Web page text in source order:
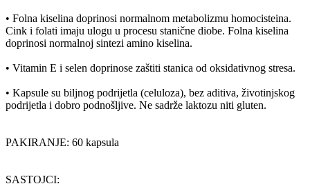
• Folna kiselina doprinosi normalnom metabolizmu homocisteina.
Cink i folati imaju ulogu u procesu stanične diobe. Folna kiselina
doprinosi normalnoj sintezi amino kiselina.
• Vitamin E i selen doprinose zaštiti stanica od oksidativnog stresa.
• Kapsule su biljnog podrijetla (celuloza), bez aditiva, životinjskog
podrijetla i dobro podnošljive. Ne sadrže laktozu niti gluten.
PAKIRANJE: 60 kapsula
SASTOJCI: